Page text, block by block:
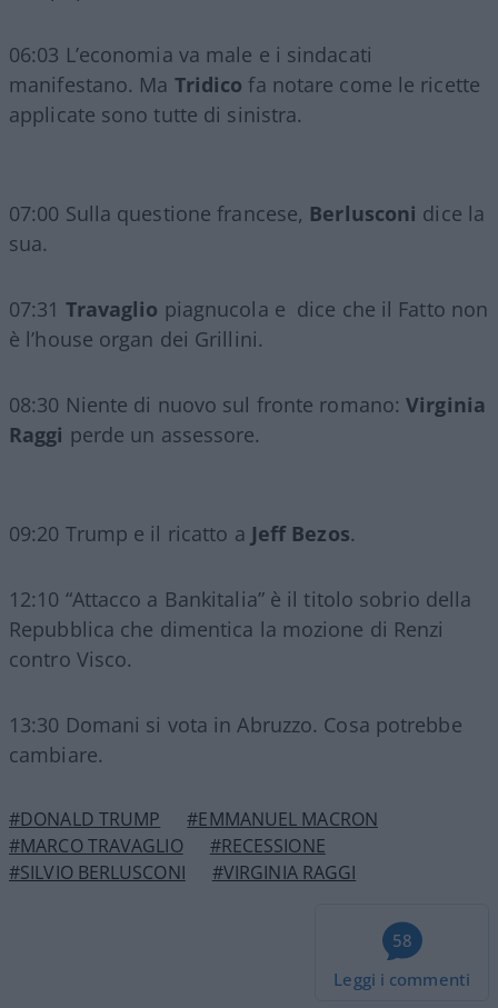
06:03 L’economia va male e i sindacati
manifestano. Ma Tridico fa notare come le ricette
applicate sono tutte di sinistra.
07:00 Sulla questione francese, Berlusconi dice la
sua.
07:31 Travaglio piagnucola e dice che il Fatto non
è l’house organ dei Grillini.
08:30 Niente di nuovo sul fronte romano:Virginia
Raggi perde un assessore.
09:20 Trump e il ricatto a Jeff Bezos.
12:10 “Attacco a Bankitalia” è il titolo sobrio della
Repubblica che dimentica la mozione di Renzi
contro Visco.
13:30 Domani si vota in Abruzzo. Cosa potrebbe
cambiare.
#DONALD TRUMP
#EMMANUEL MACRON
#MARCO TRAVAGLIO
#RECESSIONE
#SILVIO BERLUSCONI
#VIRGINIA RAGGI
58
Leggi i commenti